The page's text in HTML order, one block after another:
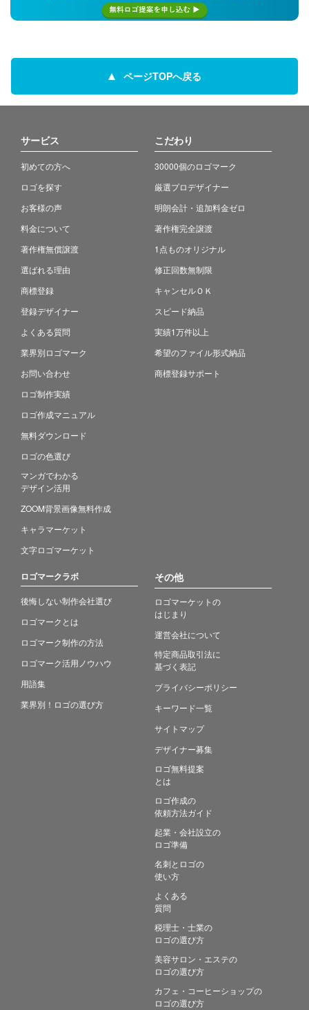
ページTOPへ戻る
サービス
初めての方へ
ロゴを探す
お客様の声
料金について
著作権無償譲渡
選ばれる理由
商標登録
登録デザイナー
よくある質問
業界別ロゴマーク
お問い合わせ
ロゴ制作実績
ロゴ作成マニュアル
無料ダウンロード
ロゴの色選び
マンガでわかる
デザイン活用
ZOOM背景画像無料作成
キャラマーケット
文字ロゴマーケット
こだわり
30000個のロゴマーク
厳選プロデザイナー
明朗会計・追加料金ゼロ
著作権完全譲渡
1点ものオリジナル
修正回数無制限
キャンセルＯＫ
スピード納品
実績1万件以上
希望のファイル形式納品
商標登録サポート
ロゴマークラボ
後悔しない制作会社選び
ロゴマークとは
ロゴマーク制作の方法
ロゴマーク活用ノウハウ
用語集
業界別！ロゴの選び方
その他
ロゴマーケットの
はじまり
運営会社について
特定商品取引法に
基づく表記
プライバシーポリシー
キーワード一覧
サイトマップ
デザイナー募集
ロゴ無料提案
とは
ロゴ作成の
依頼方法ガイド
起業・会社設立の
ロゴ準備
名刺とロゴの
使い方
よくある
質問
税理士・士業の
ロゴの選び方
美容サロン・エステの
ロゴの選び方
カフェ・コーヒーショップの
ロゴの選び方